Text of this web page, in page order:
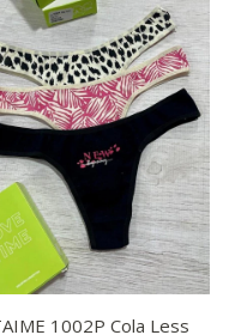
1002P Cola Less